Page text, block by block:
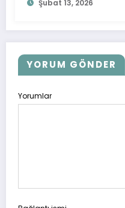
Şubat 13, 2026
YORUM GÖNDER
Yorumlar